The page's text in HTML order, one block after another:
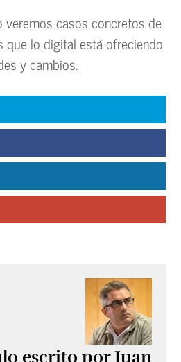
casos concretos de
que lo digital está ofreciendo
y cambios.
escrito por Juan